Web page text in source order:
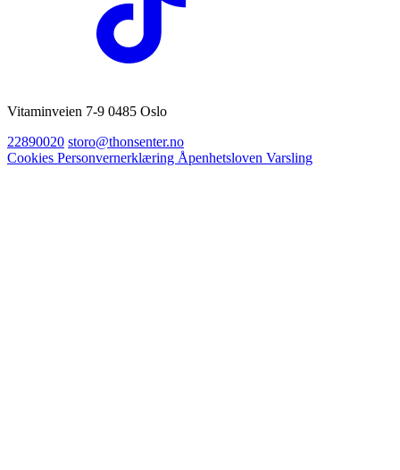
Vitaminveien 7-9 0485 Oslo
22890020 storo@thonsenter.no
Cookies Personvernerklæring Åpenhetsloven Varsling